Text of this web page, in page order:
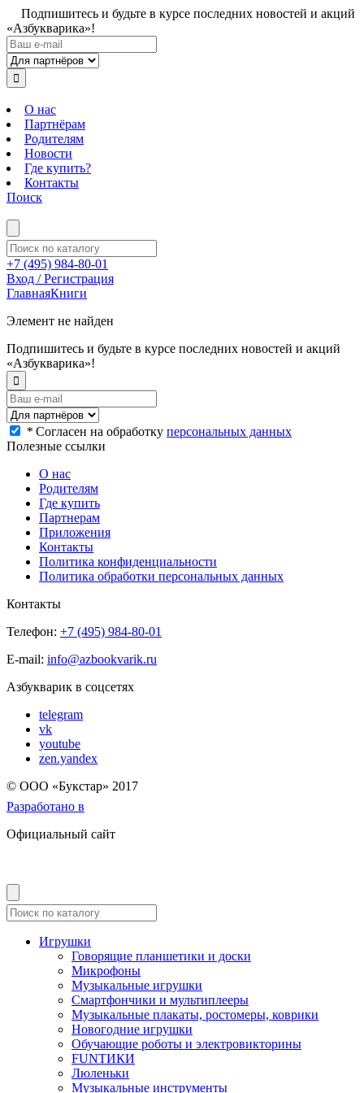
Подпишитесь и будьте в курсе последних новостей и акций
«Азбукварика»!
О нас
Партнёрам
Родителям
Новости
Где купить?
Контакты
Поиск
+7 (495) 984-80-01
Вход / Регистрация
ГлавнаяКниги
Элемент не найден
Подпишитесь и будьте в курсе последних новостей и акций
«Азбукварика»!
* Согласен на обработку персональных данных
Полезные ссылки
О нас
Родителям
Где купить
Партнерам
Приложения
Контакты
Политика конфиденциальности
Политика обработки персональных данных
Контакты
Телефон: +7 (495) 984-80-01
E-mail: info@azbookvarik.ru
Азбукварик в соцсетях
telegram
vk
youtube
zen.yandex
© OOO «Букстар» 2017
Разработано в
Официальный сайт
Игрушки
Говорящие планшетики и доски
Микрофоны
Музыкальные игрушки
Смартфончики и мультиплееры
Музыкальные плакаты, ростомеры, коврики
Новогодние игрушки
Обучающие роботы и электровикторины
FUNТИКИ
Люленьки
Музыкальные инструменты